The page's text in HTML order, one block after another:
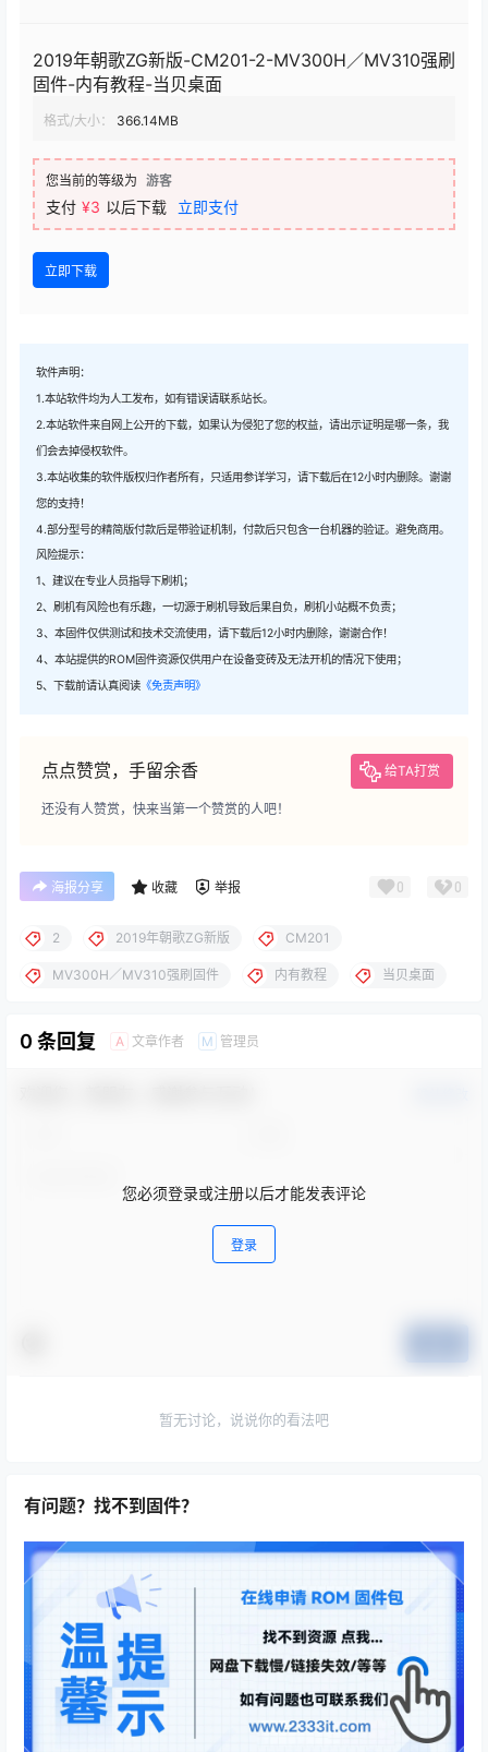
2019年朝歌ZG新版-CM201-2-MV300H／MV310强刷
固件-内有教程-当贝桌面
格式/大小： 366.14MB
您当前的等级为 游客
支付 ¥3 以后下载 立即支付
立即下载
软件声明：
1.本站软件均为人工发布，如有错误请联系站长。
2.本站软件来自网上公开的下载，如果认为侵犯了您的权益，请出示证明是哪一条，我
们会去掉侵权软件。
3.本站收集的软件版权归作者所有，只适用参详学习，请下载后在12小时内删除。谢谢
您的支持！
4.部分型号的精简版付款后是带验证机制，付款后只包含一台机器的验证。避免商用。
风险提示：
1、建议在专业人员指导下刷机；
2、刷机有风险也有乐趣，一切源于刷机导致后果自负，刷机小站概不负责；
3、本固件仅供测试和技术交流使用，请下载后12小时内删除，谢谢合作！
4、本站提供的ROM固件资源仅供用户在设备变砖及无法开机的情况下使用；
5、下载前请认真阅读 《免责声明》
点点赞赏，手留余香 给TA打赏
还没有人赞赏，快来当第一个赞赏的人吧！
海报分享 收藏 举报 0 0
2 2019年朝歌ZG新版 CM201
MV300H／MV310强刷固件 内有教程 当贝桌面
0 条回复 A 文章作者 M 管理员
您必须登录或注册以后才能发表评论
登录
暂无讨论，说说你的看法吧
有问题？找不到固件？